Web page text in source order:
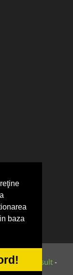
baza
Consult-